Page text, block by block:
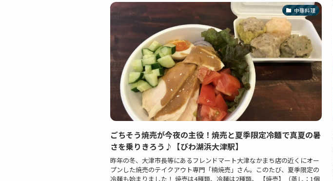
中華料理
ごちそう焼売が今夜の主役！焼売と夏季限定冷麺で真夏の暑
さを乗りきろう♪【びわ湖浜大津駅】
昨年の冬、大津市長等にあるフレンドマート大津なかまち店の近くにオー
プンした焼売のテイクアウト専門「楠焼売」さん。このたび、夏季限定の
冷麺も始まりました！ 焼売は4種類、冷麺は2種類。 【焼売】（蒸し：1個